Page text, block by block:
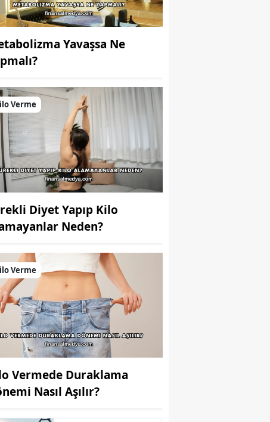
Yavaşsa Ne
Verme
Diyet Yapıp Kilo
Neden?
Verme
Vermede Duraklama
Nasıl Aşılır?